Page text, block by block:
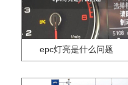
epc灯亮是什么问题